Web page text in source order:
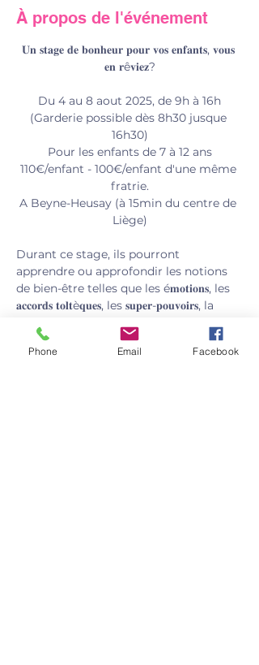
À propos de l'événement
𝐔𝐧 𝐬𝐭𝐚𝐠𝐞 𝐝𝐞 𝐛𝐨𝐧𝐡𝐞𝐮𝐫 𝐩𝐨𝐮𝐫 𝐯𝐨𝐬 𝐞𝐧𝐟𝐚𝐧𝐭𝐬, 𝐯𝐨𝐮𝐬
𝐞𝐧 𝐫ê𝐯𝐢𝐞𝐳?
Du 4 au 8 aout 2025, de 9h à 16h
(Garderie possible dès 8h30 jusque
16h30)
Pour les enfants de 7 à 12 ans
110€/enfant - 100€/enfant d'une même
fratrie.
A Beyne-Heusay (à 15min du centre de
Liège)
Durant ce stage, ils pourront
apprendre ou approfondir les notions
de bien-être telles que les é𝐦𝐨𝐭𝐢𝐨𝐧𝐬, les
𝐚𝐜𝐜𝐨𝐫𝐝𝐬 𝐭𝐨𝐥𝐭è𝐪𝐮𝐞𝐬, les 𝐬𝐮𝐩𝐞𝐫-𝐩𝐨𝐮𝐯𝐨𝐢𝐫𝐬, la
les 𝐝𝐢𝐬𝐩𝐮𝐭𝐞𝐬, le 𝐬𝐨𝐦𝐦𝐞𝐢𝐥,...
Phone Email Facebook